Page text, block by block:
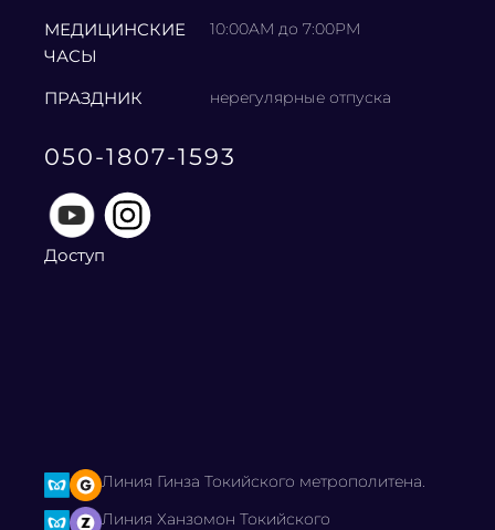
МЕДИЦИНСКИЕ
ЧАСЫ
10:00AM до 7:00PM
ПРАЗДНИК нерегулярные отпуска
050-1807-1593
Доступ
Линия Гинза Токийского метрополитена.
Линия Ханзомон Токийского